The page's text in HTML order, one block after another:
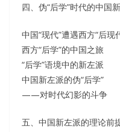
四、伪“后学”时代的中国
中国“现代”遭遇西方“后现
西方“后学”的中国之旅
“后学”语境中的新左派
中国新左派的伪“后学”
——对时代幻影的斗争
五、中国新左派的理论前